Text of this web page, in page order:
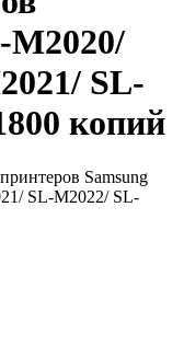
M2020/
SL-
копий
Samsung
SL-M2022/ SL-